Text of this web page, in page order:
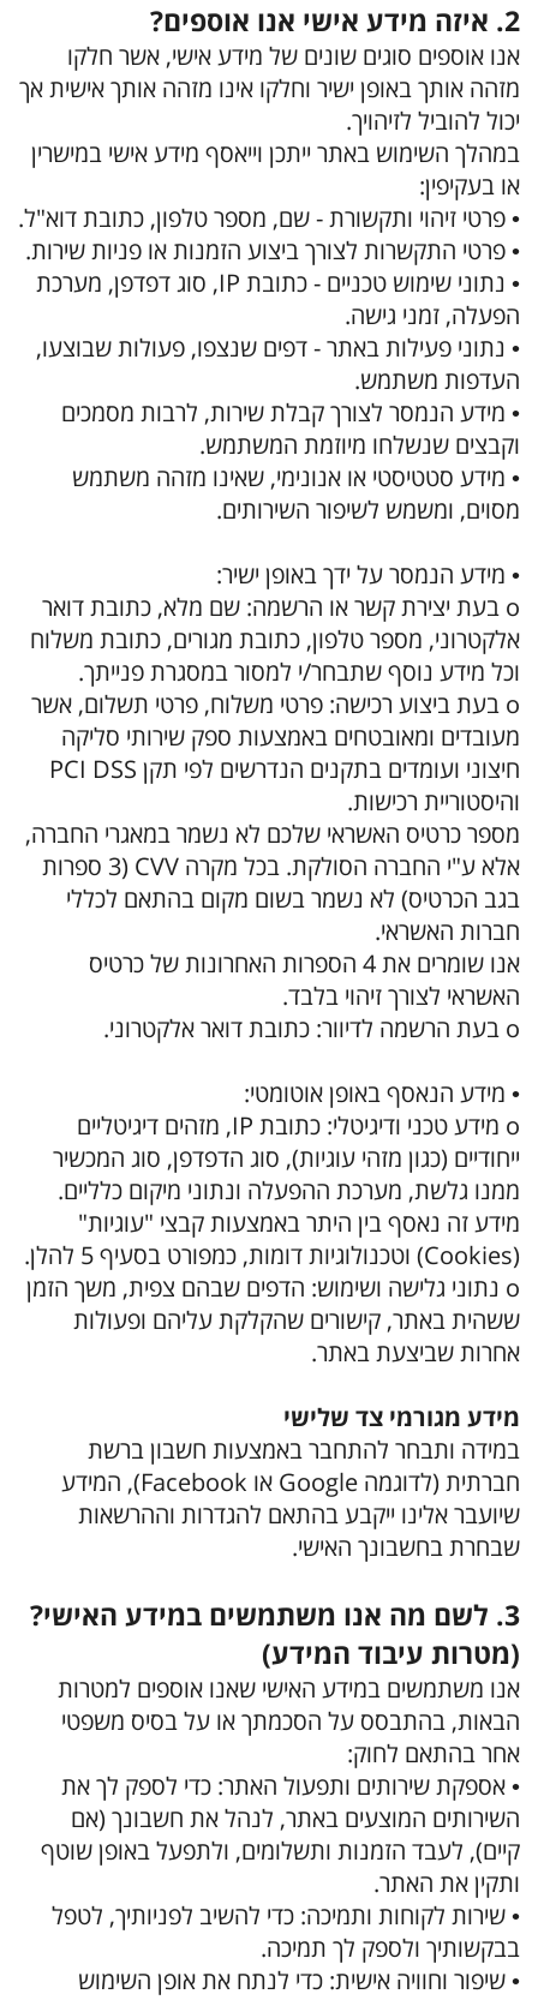
2. איזה מידע אישי אנו אוספים?
אנו אוספים סוגים שונים של מידע אישי, אשר חלקו
מזהה אותך באופן ישיר וחלקו אינו מזהה אותך אישית אך
יכול להוביל לזיהויך.
במהלך השימוש באתר ייתכן וייאסף מידע אישי במישרין
או בעקיפין:
• פרטי זיהוי ותקשורת - שם, מספר טלפון, כתובת דוא"ל.
• פרטי התקשרות לצורך ביצוע הזמנות או פניות שירות.
• נתוני שימוש טכניים - כתובת IP, סוג דפדפן, מערכת
הפעלה, זמני גישה.
• נתוני פעילות באתר - דפים שנצפו, פעולות שבוצעו,
העדפות משתמש.
• מידע הנמסר לצורך קבלת שירות, לרבות מסמכים
וקבצים שנשלחו מיוזמת המשתמש.
• מידע סטטיסטי או אנונימי, שאינו מזהה משתמש
מסוים, ומשמש לשיפור השירותים.
• מידע הנמסר על ידך באופן ישיר:
o בעת יצירת קשר או הרשמה: שם מלא, כתובת דואר
אלקטרוני, מספר טלפון, כתובת מגורים, כתובת משלוח
וכל מידע נוסף שתבחר/י למסור במסגרת פנייתך.
o בעת ביצוע רכישה: פרטי משלוח, פרטי תשלום, אשר
מעובדים ומאובטחים באמצעות ספק שירותי סליקה
חיצוני ועומדים בתקנים הנדרשים לפי תקן PCI DSS
והיסטוריית רכישות.
מספר כרטיס האשראי שלכם לא נשמר במאגרי החברה,
אלא ע"י החברה הסולקת. בכל מקרה CVV (3 ספרות
בגב הכרטיס) לא נשמר בשום מקום בהתאם לכללי
חברות האשראי.
אנו שומרים את 4 הספרות האחרונות של כרטיס
האשראי לצורך זיהוי בלבד.
o בעת הרשמה לדיוור: כתובת דואר אלקטרוני.
• מידע הנאסף באופן אוטומטי:
o מידע טכני ודיגיטלי: כתובת IP, מזהים דיגיטליים
ייחודיים (כגון מזהי עוגיות), סוג הדפדפן, סוג המכשיר
ממנו גלשת, מערכת ההפעלה ונתוני מיקום כלליים.
מידע זה נאסף בין היתר באמצעות קבצי "עוגיות"
(Cookies) וטכנולוגיות דומות, כמפורט בסעיף 5 להלן.
o נתוני גלישה ושימוש: הדפים שבהם צפית, משך הזמן
ששהית באתר, קישורים שהקלקת עליהם ופעולות
אחרות שביצעת באתר.
מידע מגורמי צד שלישי
במידה ותבחר להתחבר באמצעות חשבון ברשת
חברתית (לדוגמה Google או Facebook), המידע
שיועבר אלינו ייקבע בהתאם להגדרות וההרשאות
שבחרת בחשבונך האישי.
3. לשם מה אנו משתמשים במידע האישי?
(מטרות עיבוד המידע)
אנו משתמשים במידע האישי שאנו אוספים למטרות
הבאות, בהתבסס על הסכמתך או על בסיס משפטי
אחר בהתאם לחוק:
• אספקת שירותים ותפעול האתר: כדי לספק לך את
השירותים המוצעים באתר, לנהל את חשבונך (אם
קיים), לעבד הזמנות ותשלומים, ולתפעל באופן שוטף
ותקין את האתר.
• שירות לקוחות ותמיכה: כדי להשיב לפניותיך, לטפל
בבקשותיך ולספק לך תמיכה.
• שיפור וחוויה אישית: כדי לנתח את אופן השימוש